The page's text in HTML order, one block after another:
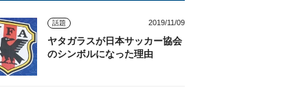
話題 2019/11/09
ヤタガラスが日本サッカー協会
のシンボルになった理由